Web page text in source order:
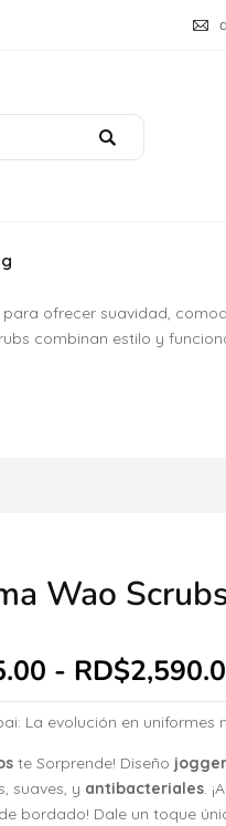
ofrecer suavidad,
combinan estilo y
Wao
- RD$
La evolución en uniformes
te Sorprende! Diseño
suaves, y antibacteriales.
bordado! Dale un toque